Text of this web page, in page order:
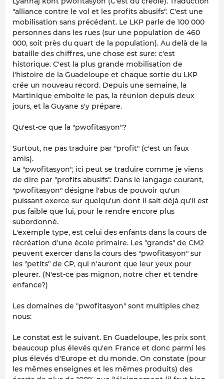
"alliance contre le vol et les profits abusifs". C'est une
mobilisation sans précédant. Le LKP parle de 100 000
personnes dans les rues (sur une population de 460
000, soit près du quart de la population). Au delà de la
bataille des chiffres, une chose est sure: c'est
historique. C'est la plus grande mobilisation de
l'histoire de la Guadeloupe et chaque sortie du LKP
crée un nouveau record. Depuis une semaine, la
Martinique emboite le pas, la réunion depuis deux
jours, et la Guyane s'y prépare.
Qu'est-ce que la "pwofitasyon"?
Surtout, ne pas traduire par "profit" (c'est un faux
amis).
La "pwofitasyon", ici peut se traduire comme je viens
de dire par "profits abusifs". Dans le langage courant,
"pwofitasyon" désigne l'abus de pouvoir qu'un
puissant exerce sur quelqu'un dont il sait déjà qu'il est
pus faible que lui, pour le rendre encore plus
subordonné.
L'exemple type, est celui des enfants dans la cours de
récréation d'une école primaire. Les "grands" de CM2
peuvent exercer dans la cours des "pwofitasyon" sur
les "petits" de CP, qui n'auront que leur yeux pour
pleurer. (N'est-ce pas mignon, notre cher et tendre
enfance?)
Les domaines de "pwofitasyon" sont multiples chez
nous:
Le constat est le suivant. En Guadeloupe, les prix sont
beaucoup plus élevés qu'en France et donc parmi les
plus élevés d'Europe et du monde. On constate (pour
les mêmes enseignes et les mêmes produits) des